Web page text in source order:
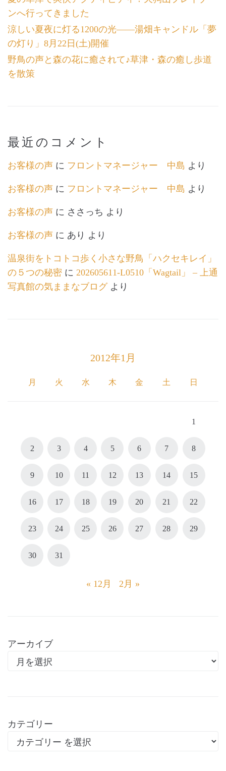
ンへ行ってきました
涼しい夏夜に灯る1200の光――湯畑キャンドル「夢
の灯り」8月22日(土)開催
野鳥の声と森の花に癒されて♪草津・森の癒し歩道
を散策
最近のコメント
お客様の声 に フロントマネージャー 中島 より
お客様の声 に フロントマネージャー 中島 より
お客様の声 に ささっち より
お客様の声 に あり より
温泉街をトコトコ歩く小さな野鳥「ハクセキレイ」
の５つの秘密 に 202605611-L0510「Wagtail」 – 上通
写真館の気ままなブログより
2012年1月
月 火 水 木 金 土 日
1
2 3 4 5 6 7 8
9 10 11 12 13 14 15
16 17 18 19 20 21 22
23 24 25 26 27 28 29
30 31
« 12月 2月 »
アーカイブ
カテゴリー